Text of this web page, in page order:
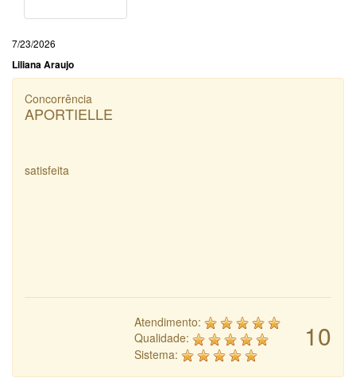
7/23/2026
Liliana Araujo
Concorrência
APORTIELLE
satisfeita
10
Atendimento:
Qualidade:
Sistema: